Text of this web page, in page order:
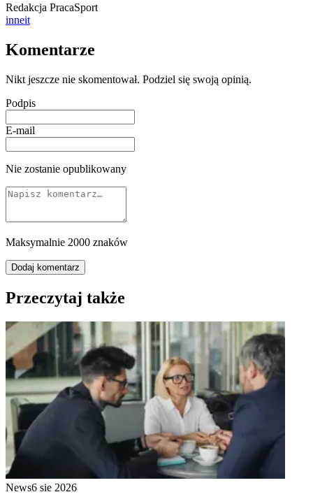
Redakcja PracaSport
inneit
Komentarze
Nikt jeszcze nie skomentował. Podziel się swoją opinią.
Podpis
E-mail
Nie zostanie opublikowany
Maksymalnie 2000 znaków
Dodaj komentarz
Przeczytaj także
News6 sie 2026